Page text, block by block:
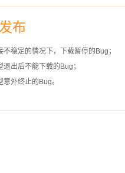
布
不稳定的情况下，下载暂停的Bug；
出后不能下载的Bug；
外终止的Bug。